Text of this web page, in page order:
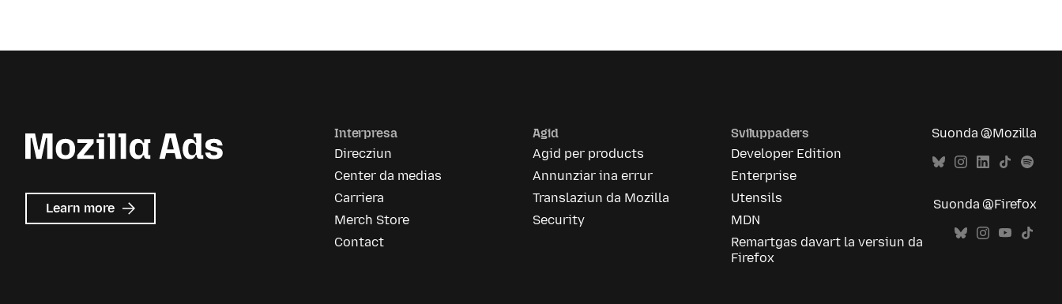
Learn more about
Mozilla
Interpresa
Direcziun
Center da medias
Carriera
Merch Store
Contact
Agid
Agid per products
Annunziar ina errur
Translaziun da Mozilla
Security
Sviluppaders
Developer Edition
Enterprise
Utensils
MDN
Remartgas davart la versiun da
Firefox
Suonda @Mozilla
Suonda @Firefox